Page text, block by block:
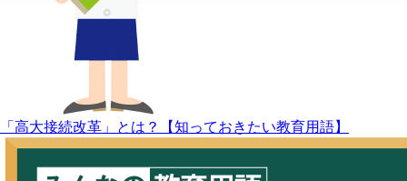
「高大接続改革」とは？【知っておきたい教育用語】